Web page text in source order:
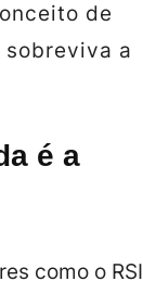
de
a
é a
como o RSI